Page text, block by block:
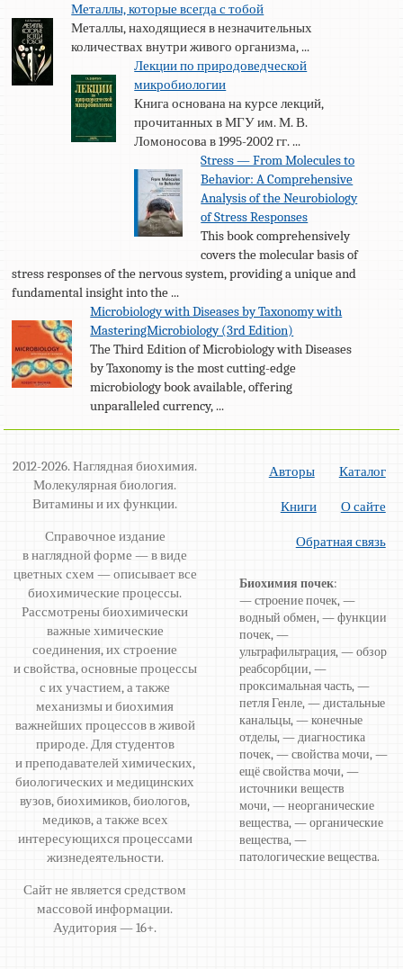
Металлы, которые всегда с тобой
Металлы, находящиеся в незначительных
количествах внутри живого организма, ...
Лекции по природоведческой
микробиологии
Книга основана на курсе лекций,
прочитанных в МГУ им. М. В.
Ломоносова в 1995-2002 гг. ...
Stress — From Molecules to
Behavior: A Comprehensive
Analysis of the Neurobiology
of Stress Responses
This book comprehensively
covers the molecular basis of
stress responses of the nervous system, providing a unique and
fundamental insight into the ...
Microbiology with Diseases by Taxonomy with
MasteringMicrobiology (3rd Edition)
The Third Edition of Microbiology with Diseases
by Taxonomy is the most cutting-edge
microbiology book available, offering
unparalleled currency, ...
2012-2026. Наглядная биохимия.
Молекулярная биология.
Витамины и их функции.
Справочное издание
в наглядной форме — в виде
цветных схем — описывает все
биохимические процессы.
Рассмотрены биохимически
важные химические
соединения, их строение
и свойства, основные процессы
с их участием, а также
механизмы и биохимия
важнейших процессов в живой
природе. Для студентов
и преподавателей химических,
биологических и медицинских
вузов, биохимиков, биологов,
медиков, а также всех
интересующихся процессами
жизнедеятельности.
Сайт не является средством
массовой информации.
Аудитория — 16+.
Авторы Каталог
Книги О сайте
Обратная связь
Биохимия почек:
— строение почек, —
водный обмен, — функции
почек, —
ультрафильтрация, — обзор
реабсорбции, —
проксимальная часть, —
петля Генле, — дистальные
канальцы, — конечные
отделы, — диагностика
почек, — свойства мочи, —
ещё свойства мочи, —
источники веществ
мочи, — неорганические
вещества, — органические
вещества, —
патологические вещества.